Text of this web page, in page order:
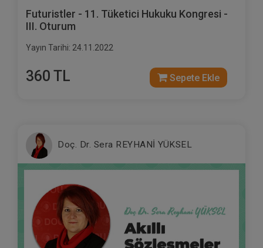
Futuristler - 11. Tüketici Hukuku Kongresi -
III. Oturum
Yayın Tarihi: 24.11.2022
360 TL Sepete Ekle
Doç. Dr. Sera REYHANİ YÜKSEL